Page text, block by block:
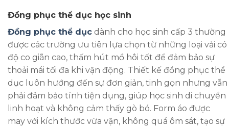
Đồng phục thể dục học sinh
Đồng phục thể dục dành cho học sinh cấp 3 thường
được các trường ưu tiên lựa chọn từ những loại vải có
độ co giãn cao, thấm hút mồ hôi tốt để đảm bảo sự
thoải mái tối đa khi vận động. Thiết kế đồng phục thể
dục luôn hướng đến sự đơn giản, tinh gọn nhưng vẫn
phải đảm bảo tính tiện dụng, giúp học sinh di chuyển
linh hoạt và không cảm thấy gò bó. Form áo được
may với kích thước vừa vặn, không quá ôm sát, tạo sự